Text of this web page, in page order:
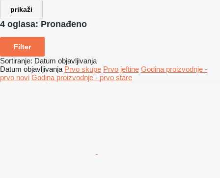
prikaži
4 oglasa: Pronađeno
Filter
Sortiranje: Datum objavljivanja
Datum objavljivanja Prvo skupe Prvo jeftine Godina proizvodnje -
prvo novi Godina proizvodnje - prvo stare